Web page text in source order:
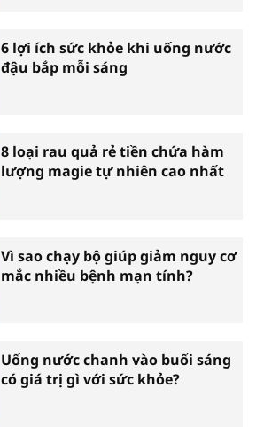
6 lợi ích sức khỏe khi uống nước
đậu bắp mỗi sáng
8 loại rau quả rẻ tiền chứa hàm
lượng magie tự nhiên cao nhất
Vì sao chạy bộ giúp giảm nguy cơ
mắc nhiều bệnh mạn tính?
Uống nước chanh vào buổi sáng
có giá trị gì với sức khỏe?